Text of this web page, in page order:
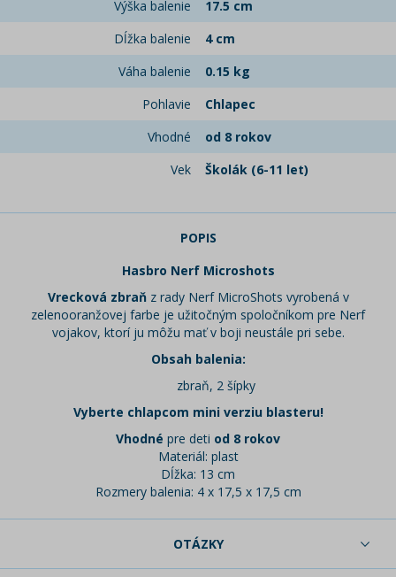
Výška balenie
17.5 cm
Dĺžka balenie
4 cm
Váha balenie
0.15 kg
Pohlavie
Chlapec
Vhodné
od 8 rokov
Vek
Školák (6-11 let)
POPIS
Hasbro Nerf Microshots
Vrecková zbraňz rady Nerf MicroShots vyrobená v
zelenooranžovej farbe je užitočným spoločníkom pre Nerf
vojakov, ktorí ju môžu mať v boji neustále pri sebe.
Obsah balenia:
zbraň, 2 šípky
Vyberte chlapcom mini verziu blasteru!
Vhodné pre deti od 8 rokov
Materiál: plast
Dĺžka: 13 cm
Rozmery balenia: 4 x 17,5 x 17,5 cm
OTÁZKY